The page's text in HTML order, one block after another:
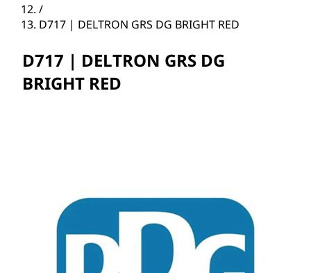
/
D717 | DELTRON GRS DG BRIGHT RED
D717 | DELTRON GRS DG
BRIGHT RED